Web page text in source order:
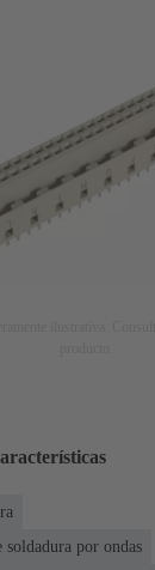
por ondas